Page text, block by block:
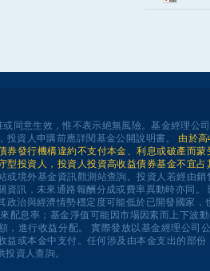
同意生效，惟不表示絕無風險。基金經理
投資人申購前應詳閱基金公開說明書。 由於
券發行機構違約不支付本金、利息或破產而
型投資人，投資人投資高收益債券基金不宜
或境外基金資訊觀測站查詢。投資人若經由
資訊，未來通路報酬分成或費率異動時亦同
政治與經濟情勢穩定度可能低於已開發國家
配息率；基金淨值可能因市場因素而上下波
，進行收益分配。 實際發放以基金經理公
益或本金中支付。任何涉及由本金支出的部
資人查詢。